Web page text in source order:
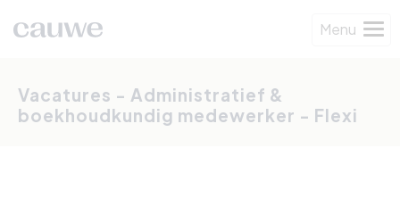
Menu
Vacatures - Administratief &
boekhoudkundig medewerker - Flexi